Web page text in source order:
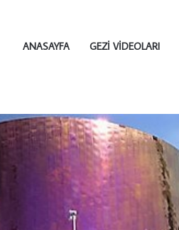
ANASAYFA GEZI VIDEOLARI